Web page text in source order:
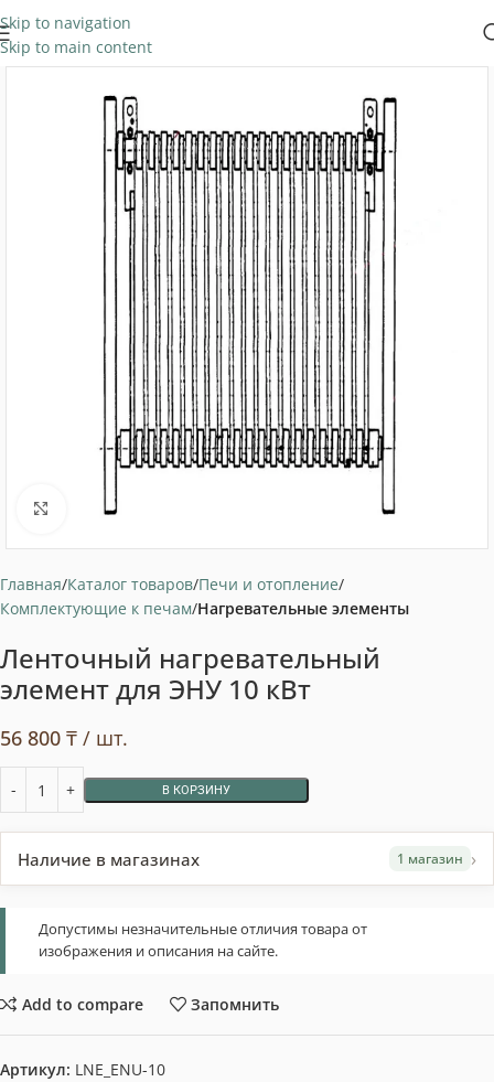
Skip to navigation
Skip to main content
Нажмите, чтобы увеличить
Главная Каталог товаров Печи и отопление
Комплектующие к печам Нагревательные элементы
Ленточный нагревательный
элемент для ЭНУ 10 кВт
56 800 ₸ / шт.
В КОРЗИНУ
Наличие в магазинах 1 магазин ›
Допустимы незначительные отличия товара от
изображения и описания на сайте.
Add to compare Запомнить
Артикул: LNE_ENU-10